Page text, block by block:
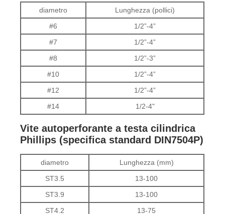
diametro
Lunghezza (pollici)
#6
1/2”-4”
#7
1/2”-4”
#8
1/2”-3”
#10
1/2”-4”
#12
1/2”-4”
#14
1/2-4"
Vite autoperforante a testa cilindrica
Phillips (specifica standard DIN7504P)
diametro
Lunghezza (mm)
ST3.5
13-100
ST3.9
13-100
ST4.2
13-75